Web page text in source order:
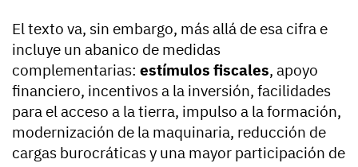
El texto va, sin embargo, más allá de esa cifra e
incluye un abanico de medidas
complementarias: estímulos fiscales, apoyo
financiero, incentivos a la inversión, facilidades
para el acceso a la tierra, impulso a la formación,
modernización de la maquinaria, reducción de
cargas burocráticas y una mayor participación de